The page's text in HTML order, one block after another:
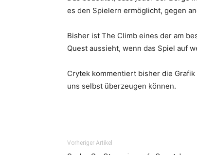
es den Spielern ermöglicht, gegen
Bisher ist The Climb eines der am
Quest aussieht, wenn das Spiel auf
Crytek kommentiert bisher die
uns selbst überzeugen können.
Vorheriger Artikel